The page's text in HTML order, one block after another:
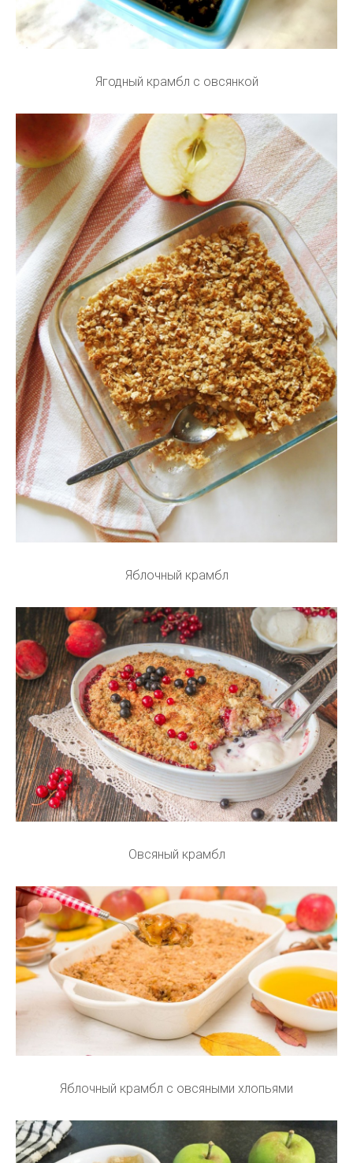
Ягодный крамбл с овсянкой
Яблочный крамбл
Овсяный крамбл
Яблочный крамбл с овсяными хлопьями